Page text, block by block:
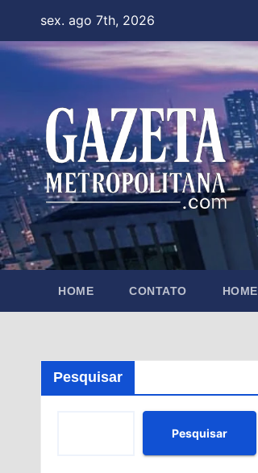
content
sex. ago 7th, 2026
HOME CONTATO HOME
Pesquisar
Pesquisar